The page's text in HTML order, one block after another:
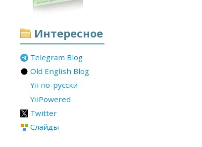
Интересное
Telegram Blog
Old English Blog
Yii по-русски
YiiPowered
Twitter
Слайды